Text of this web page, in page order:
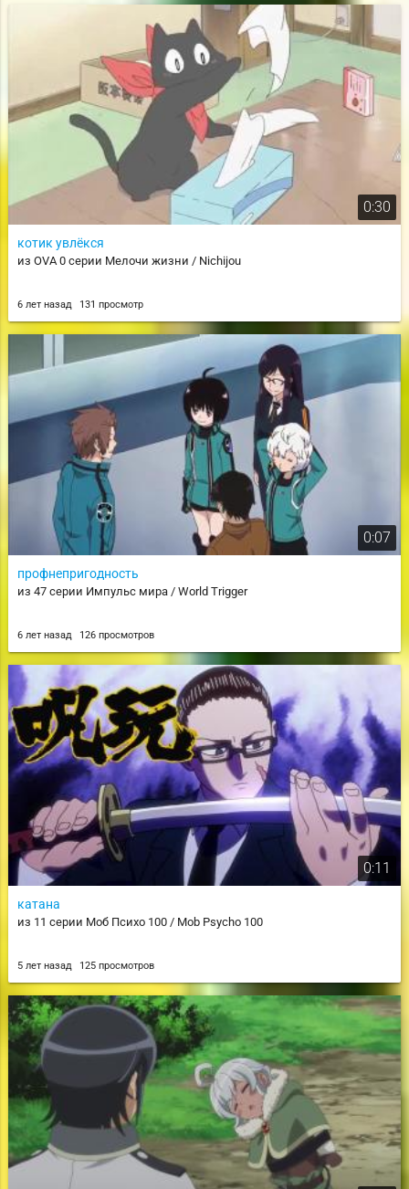
0:30
котик увлёкся
из OVA 0 серии Мелочи жизни / Nichijou
6 лет назад 131 просмотр
0:07
профнепригодность
из 47 серии Импульс мира / World Trigger
6 лет назад 126 просмотров
0:11
катана
из 11 серии Моб Психо 100 / Mob Psycho 100
5 лет назад 125 просмотров